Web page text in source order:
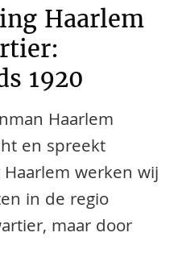
Haarlem
1920
Haarlem
en spreekt
werken wij
in de regio
maar door